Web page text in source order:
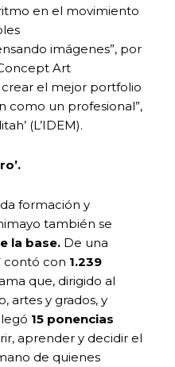
en el movimiento
imágenes”, por
Art
crear el mejor portfolio
como un profesional”,
(L’IDEM).
formación y
también se
la base. De una
contó con 1.239
que, dirigido al
artes y grados, y
15 ponencias
aprender y decidir el
de quienes